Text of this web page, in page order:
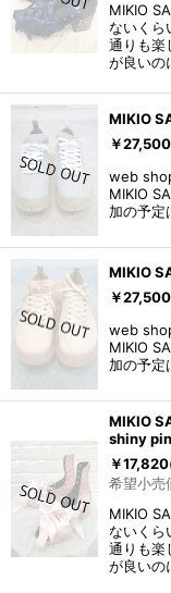
MIKIO
ないくら
通りも楽
が良いの
MIKIO
￥27,500
web
MIKIO
加の予定
MIKIO
￥27,500
web
MIKIO
加の予定
MIKIO
shiny
￥17,820
希望小売
MIKIO
ないくら
通りも楽
が良いの